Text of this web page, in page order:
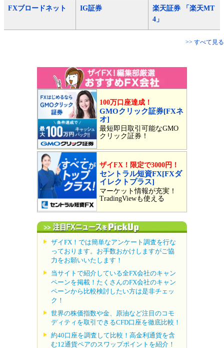
FXブロードネット IG証券
楽天証券 「楽天MT
4」
>> すべて見る
100万口座達成！
GMOクリック証券[FXネ
オ]
最短即日取引可能なGMO
クリック証券！
ザイFX！限定で3000円！
セントラル短資FX[FXダ
イレクトプラス]
マーケット情報が充実！
TradingViewも使える
ザイFX！では簡単なアンケート調査を行な
っております。お手数おかけしますがご協
力をお願いいたします！
当サイトで紹介している全FX会社のキャン
ペーンを掲載！たくさんのFX会社のキャン
ペーンから比較検討したい方は是非チェッ
ク！
世界の株価指数や金、原油など注目のコモ
ディティを取引できるCFD口座を徹底比較！
約40口座を調査して比較！高金利通貨を含
む12通貨ペアのスワップポイントを紹介！